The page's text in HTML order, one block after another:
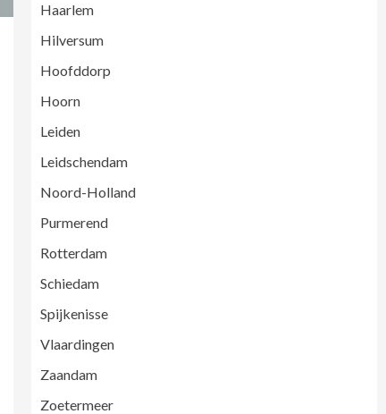
Haarlem
Hilversum
Hoofddorp
Hoorn
Leiden
Leidschendam
Noord-Holland
Purmerend
Rotterdam
Schiedam
Spijkenisse
Vlaardingen
Zaandam
Zoetermeer